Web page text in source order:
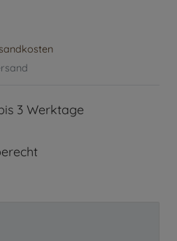
3 Werktage